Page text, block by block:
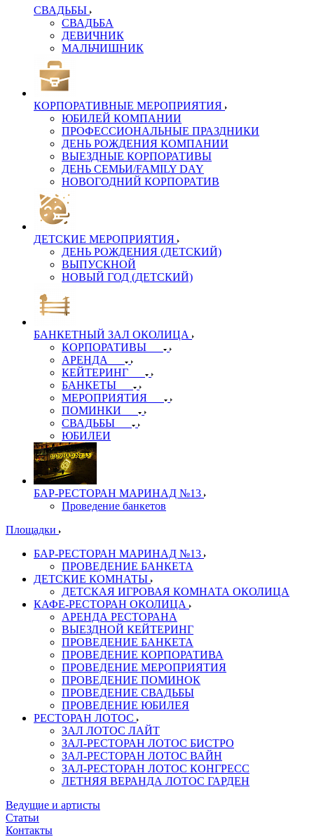
СВАДЬБЫ
СВАДЬБА
ДЕВИЧНИК
МАЛЬЧИШНИК
КОРПОРАТИВНЫЕ МЕРОПРИЯТИЯ
ЮБИЛЕЙ КОМПАНИИ
ПРОФЕССИОНАЛЬНЫЕ ПРАЗДНИКИ
ДЕНЬ РОЖДЕНИЯ КОМПАНИИ
ВЫЕЗДНЫЕ КОРПОРАТИВЫ
ДЕНЬ СЕМЬИ/FAMILY DAY
НОВОГОДНИЙ КОРПОРАТИВ
ДЕТСКИЕ МЕРОПРИЯТИЯ
ДЕНЬ РОЖДЕНИЯ (ДЕТСКИЙ)
ВЫПУСКНОЙ
НОВЫЙ ГОД (ДЕТСКИЙ)
БАНКЕТНЫЙ ЗАЛ ОКОЛИЦА
КОРПОРАТИВЫ
АРЕНДА
КЕЙТЕРИНГ
БАНКЕТЫ
МЕРОПРИЯТИЯ
ПОМИНКИ
СВАДЬБЫ
ЮБИЛЕИ
БАР-РЕСТОРАН МАРИНАД №13
Проведение банкетов
Площадки
БАР-РЕСТОРАН МАРИНАД №13
ПРОВЕДЕНИЕ БАНКЕТА
ДЕТСКИЕ КОМНАТЫ
ДЕТСКАЯ ИГРОВАЯ КОМНАТА ОКОЛИЦА
КАФЕ-РЕСТОРАН ОКОЛИЦА
АРЕНДА РЕСТОРАНА
ВЫЕЗДНОЙ КЕЙТЕРИНГ
ПРОВЕДЕНИЕ БАНКЕТА
ПРОВЕДЕНИЕ КОРПОРАТИВА
ПРОВЕДЕНИЕ МЕРОПРИЯТИЯ
ПРОВЕДЕНИЕ ПОМИНОК
ПРОВЕДЕНИЕ СВАДЬБЫ
ПРОВЕДЕНИЕ ЮБИЛЕЯ
РЕСТОРАН ЛОТОС
ЗАЛ ЛОТОС ЛАЙТ
ЗАЛ-РЕСТОРАН ЛОТОС БИСТРО
ЗАЛ-РЕСТОРАН ЛОТОС ВАЙН
ЗАЛ-РЕСТОРАН ЛОТОС КОНГРЕСС
ЛЕТНЯЯ ВЕРАНДА ЛОТОС ГАРДЕН
Ведущие и артисты
Статьи
Контакты